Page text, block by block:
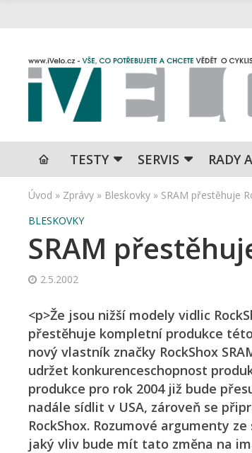
TESTY SERVIS RADY
Úvod » Zprávy » Bleskovky » SRAM přestěhuje
BLESKOVKY
SRAM
2.5.2002
<p>Že jsou nižší modely vidlic
přestěhuje kompletní produkce
nový vlastník značky RockShox
udržet konkurenceschopnost
produkce pro rok 2004 již bude
nadále sídlit v USA, zároveň se
RockShox. Rozumové argumenty
jaký vliv bude mít tato změna na